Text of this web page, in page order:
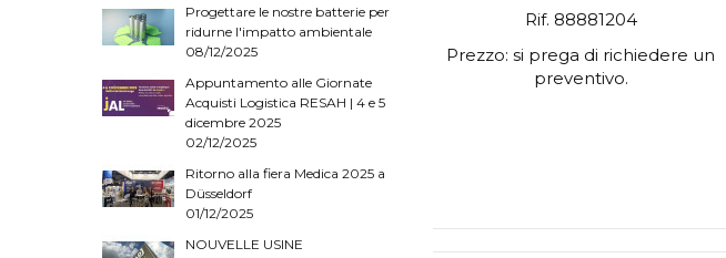
Progettare le nostre batterie per
ridurne l'impatto ambientale
08/12/2025
Appuntamento alle Giornate
Acquisti Logistica RESAH | 4 e 5
dicembre 2025
02/12/2025
Ritorno alla fiera Medica 2025 a
Düsseldorf
01/12/2025
NOUVELLE USINE
Rif. 88881204
Prezzo: si prega di richiedere un
preventivo.